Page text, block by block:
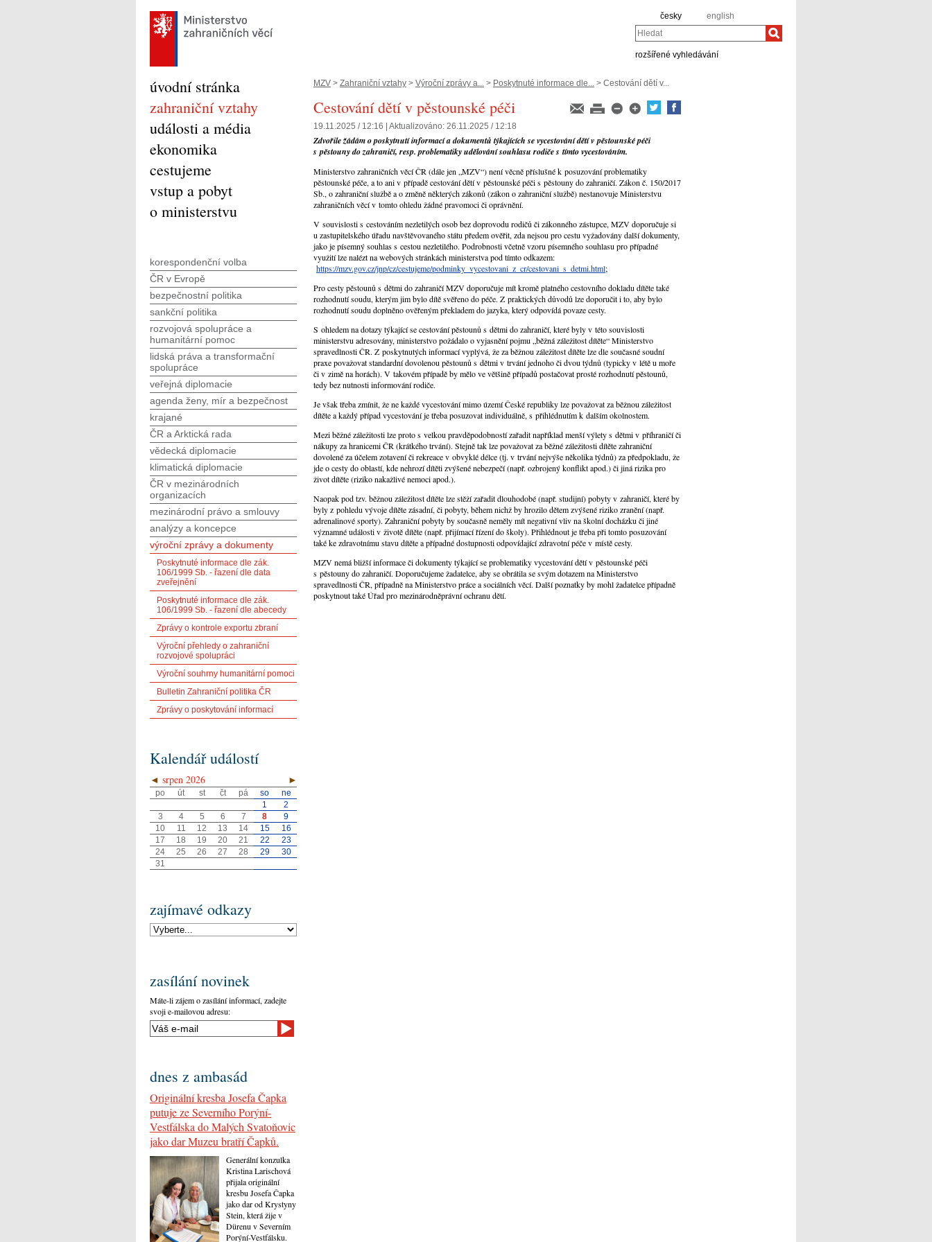
česky english
Hledat
rozšířené vyhledávání
MZV > Zahraniční vztahy > Výroční zprávy a... > Poskytnuté informace dle... > Cestování dětí v...
Cestování dětí v pěstounské péči
19.11.2025 / 12:16 | Aktualizováno: 26.11.2025 / 12:18
Zdvořile žádám o poskytnutí informací a dokumentů týkajících se vycestování dětí v pěstounské péči
s pěstouny do zahraničí, resp. problematiky udělování souhlasu rodiče s tímto vycestováním.
Ministerstvo zahraničních věcí ČR (dále jen „MZV“) není věcně příslušné k posuzování problematiky
pěstounské péče, a to ani v případě cestování dětí v pěstounské péči s pěstouny do zahraničí. Zákon č. 150/2017
Sb., o zahraniční službě a o změně některých zákonů (zákon o zahraniční službě) nestanovuje Ministerstvu
zahraničních věcí v tomto ohledu žádné pravomoci či oprávnění.
V souvislosti s cestováním nezletilých osob bez doprovodu rodičů či zákonného zástupce, MZV doporučuje si
u zastupitelského úřadu navštěvovaného státu předem ověřit, zda nejsou pro cestu vyžadovány další dokumenty,
jako je písemný souhlas s cestou nezletilého. Podrobnosti včetně vzoru písemného souhlasu pro případné
využití lze nalézt na webových stránkách ministerstva pod tímto odkazem:
https://mzv.gov.cz/jnp/cz/cestujeme/podminky_vycestovani_z_cr/cestovani_s_detmi.html;
Pro cesty pěstounů s dětmi do zahraničí MZV doporučuje mít kromě platného cestovního dokladu dítěte také
rozhodnutí soudu, kterým jim bylo dítě svěřeno do péče. Z praktických důvodů lze doporučit i to, aby bylo
rozhodnutí soudu doplněno ověřeným překladem do jazyka, který odpovídá povaze cesty.
S ohledem na dotazy týkající se cestování pěstounů s dětmi do zahraničí, které byly v této souvislosti
ministerstvu adresovány, ministerstvo požádalo o vyjasnění pojmu „běžná záležitost dítěte“ Ministerstvo
spravedlnosti ČR. Z poskytnutých informací vyplývá, že za běžnou záležitost dítěte lze dle současné soudní
praxe považovat standardní dovolenou pěstounů s dětmi v trvání jednoho či dvou týdnů (typicky v létě u moře
či v zimě na horách). V takovém případě by mělo ve většině případů postačovat prosté rozhodnutí pěstounů,
tedy bez nutnosti informování rodiče.
Je však třeba zmínit, že ne každé vycestování mimo území České republiky lze považovat za běžnou záležitost
dítěte a každý případ vycestování je třeba posuzovat individuálně, s přihlédnutím k dalším okolnostem.
Mezi běžné záležitosti lze proto s velkou pravděpodobností zařadit například menší výlety s dětmi v příhraničí či
nákupy za hranicemi ČR (krátkého trvání). Stejně tak lze považovat za běžné záležitosti dítěte zahraniční
dovolené za účelem zotavení či rekreace v obvyklé délce (tj. v trvání nejvýše několika týdnů) za předpokladu, že
jde o cesty do oblastí, kde nehrozí dítěti zvýšené nebezpečí (např. ozbrojený konflikt apod.) či jiná rizika pro
život dítěte (riziko nakažlivé nemoci apod.).
Naopak pod tzv. běžnou záležitost dítěte lze stěží zařadit dlouhodobé (např. studijní) pobyty v zahraničí, které by
byly z pohledu vývoje dítěte zásadní, či pobyty, během nichž by hrozilo dětem zvýšené riziko zranění (např.
adrenalinové sporty). Zahraniční pobyty by současně neměly mít negativní vliv na školní docházku či jiné
významné události v životě dítěte (např. přijímací řízení do školy). Přihlédnout je třeba při tomto posuzování
také ke zdravotnímu stavu dítěte a případné dostupnosti odpovídající zdravotní péče v místě cesty.
MZV nemá bližší informace či dokumenty týkající se problematiky vycestování dětí v pěstounské péči
s pěstouny do zahraničí. Doporučujeme žadatelce, aby se obrátila se svým dotazem na Ministerstvo
spravedlnosti ČR, případně na Ministerstvo práce a sociálních věcí. Další poznatky by mohl žadatelce případně
poskytnout také Úřad pro mezinárodněprávní ochranu dětí.
úvodní stránka
zahraniční vztahy
události a média
ekonomika
cestujeme
vstup a pobyt
o ministerstvu
korespondenční volba
ČR v Evropě
bezpečnostní politika
sankční politika
rozvojová spolupráce a
humanitární pomoc
lidská práva a transformační
spolupráce
veřejná diplomacie
agenda ženy, mír a bezpečnost
krajané
ČR a Arktická rada
vědecká diplomacie
klimatická diplomacie
ČR v mezinárodních
organizacích
mezinárodní právo a smlouvy
analýzy a koncepce
výroční zprávy a dokumenty
Poskytnuté informace dle zák.
106/1999 Sb. - řazení dle data
zveřejnění
Poskytnuté informace dle zák.
106/1999 Sb. - řazení dle abecedy
Zprávy o kontrole exportu zbraní
Výroční přehledy o zahraniční
rozvojové spolupráci
Výroční souhrny humanitární pomoci
Bulletin Zahraniční politika ČR
Zprávy o poskytování informací
Kalendář událostí
◄ ►
srpen 2026
po út st čt pá so
ne
1
2
3
4 5 6 7 8
9
10
11 12 13 14 15
16
17
18 19 20 21 22
23
24
25 26 27 28 29
30
31
zajímavé odkazy
zasílání novinek
Máte-li zájem o zasílání informací, zadejte
svoji e-mailovou adresu:
dnes z ambasád
Originální kresba Josefa Čapka
putuje ze Severního Porýní-
Vestfálska do Malých Svatoňovic
jako dar Muzeu bratří Čapků.
Generální konzulka
Kristina Larischová
přijala originální
kresbu Josefa Čapka
jako dar od Krystyny
Stein, která žije v
Dürenu v Severním
Porýní-Vestfálsku.